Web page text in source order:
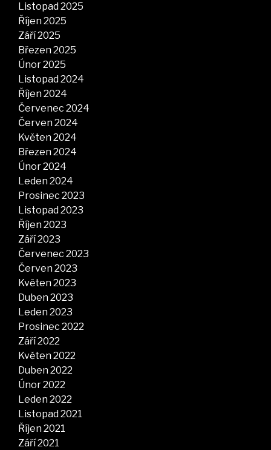
Listopad 2025
Říjen 2025
Září 2025
Březen 2025
Únor 2025
Listopad 2024
Říjen 2024
Červenec 2024
Červen 2024
Květen 2024
Březen 2024
Únor 2024
Leden 2024
Prosinec 2023
Listopad 2023
Říjen 2023
Září 2023
Červenec 2023
Červen 2023
Květen 2023
Duben 2023
Leden 2023
Prosinec 2022
Září 2022
Květen 2022
Duben 2022
Únor 2022
Leden 2022
Listopad 2021
Říjen 2021
Září 2021